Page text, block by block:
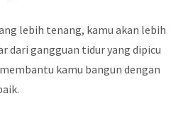
lebih tenang, kamu akan lebih
dari gangguan tidur yang dipicu
kamu bangun dengan